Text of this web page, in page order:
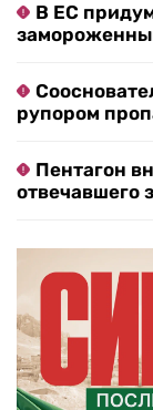
В ЕС
рупором
Пентагон
отвечавшего